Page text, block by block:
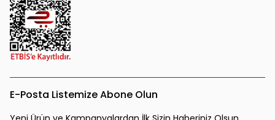
E-Posta Listemize Abone Olun